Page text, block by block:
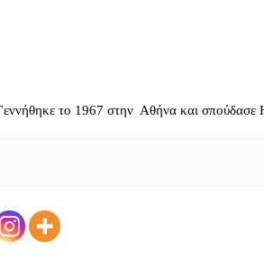
το 1967 στην Αθήνα και σπούδασε